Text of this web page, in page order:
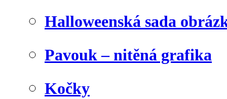
Halloweenská sada
Pavouk – nitěná grafika
Kočky